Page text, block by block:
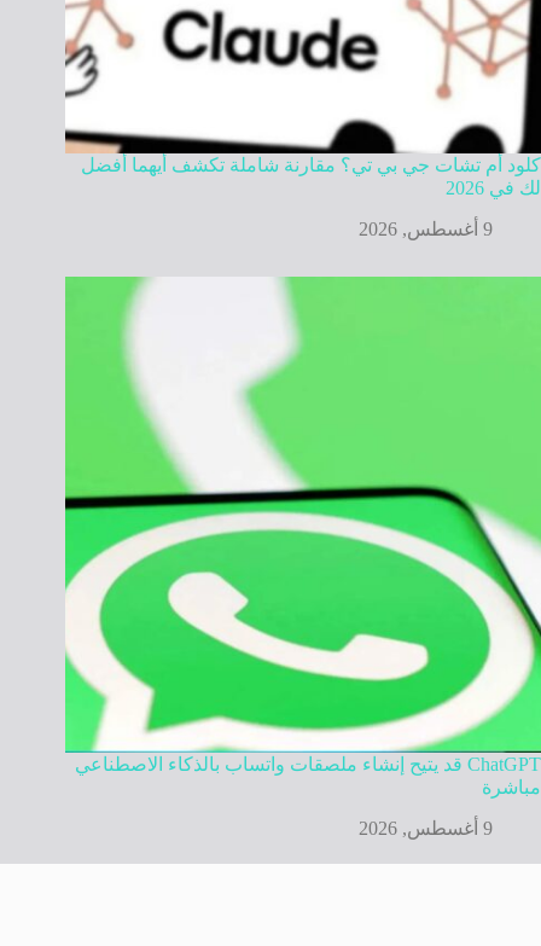
كلود أم تشات جي بي تي؟ مقارنة شاملة تكشف أيهما أفضل
لك في 2026
9 أغسطس, 2026
ChatGPT قد يتيح إنشاء ملصقات واتساب بالذكاء الاصطناعي
مباشرة
9 أغسطس, 2026